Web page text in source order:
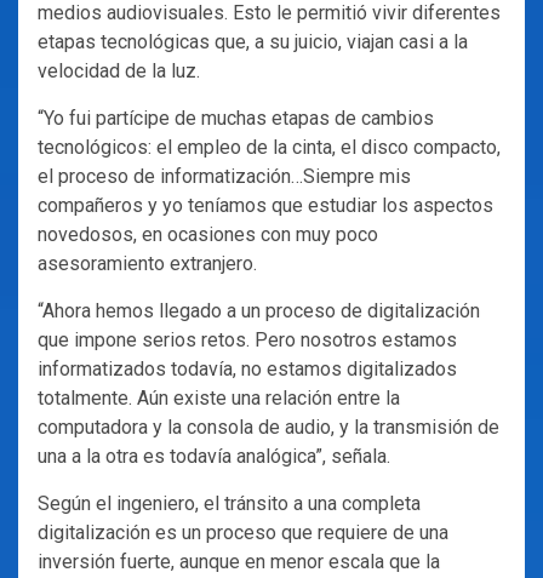
medios audiovisuales. Esto le permitió vivir diferentes
etapas tecnológicas que, a su juicio, viajan casi a la
velocidad de la luz.
“Yo fui partícipe de muchas etapas de cambios
tecnológicos: el empleo de la cinta, el disco compacto,
el proceso de informatización…Siempre mis
compañeros y yo teníamos que estudiar los aspectos
novedosos, en ocasiones con muy poco
asesoramiento extranjero.
“Ahora hemos llegado a un proceso de digitalización
que impone serios retos. Pero nosotros estamos
informatizados todavía, no estamos digitalizados
totalmente. Aún existe una relación entre la
computadora y la consola de audio, y la transmisión de
una a la otra es todavía analógica”, señala.
Según el ingeniero, el tránsito a una completa
digitalización es un proceso que requiere de una
inversión fuerte, aunque en menor escala que la